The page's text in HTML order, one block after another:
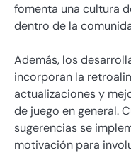
fomenta una cultura
dentro de la
Además, los
incorporan la
actualizaciones y
de juego en general.
sugerencias se
motivación para